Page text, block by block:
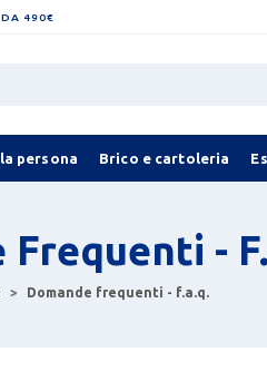
490€
persona Brico e cartoleria
Frequenti -
Domande frequenti - f.a.q.